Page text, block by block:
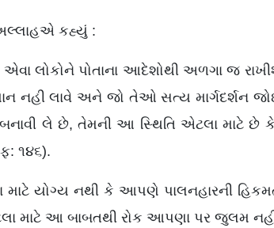
કહ્યું :
લોકોને પોતાના આદેશોથી અળગા જ
નહી લાવે અને જો તેઓ સત્ય માર્ગદર્શન
બનાવી લે છે, તેમની આ સ્થિતિ એટલા માટે
૧૪૬).
યોગ્ય નથી કે આપણે પાલનહારની
માટે આ બાબતથી રોક આપણા પર જુલમ